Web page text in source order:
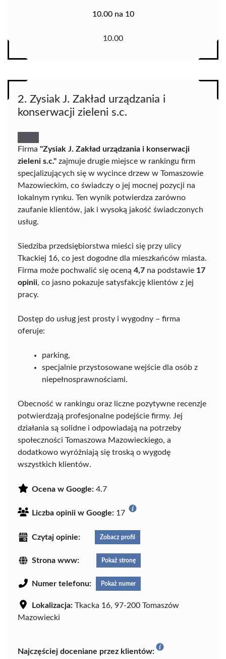
10.00 na 10
10.00
2. Zysiak J. Zakład urządzania i
konserwacji zieleni s.c.
Firma "Zysiak J. Zakład urządzania i konserwacji
zieleni s.c." zajmuje drugie miejsce w rankingu firm
specjalizujących się w wycince drzew w Tomaszowie
Mazowieckim, co świadczy o jej mocnej pozycji na
lokalnym rynku. Ten wynik potwierdza zarówno
zaufanie klientów, jak i wysoką jakość świadczonych
usług.
Siedziba przedsiębiorstwa mieści się przy ulicy
Tkackiej 16, co jest dogodne dla mieszkańców miasta.
Firma może pochwalić się oceną 4,7 na podstawie 17
opinii, co jasno pokazuje satysfakcję klientów z jej
pracy.
Dostęp do usług jest prosty i wygodny – firma
oferuje:
parking,
specjalnie przystosowane wejście dla osób z
niepełnosprawnościami.
Obecność w rankingu oraz liczne pozytywne recenzje
potwierdzają profesjonalne podejście firmy. Jej
działania są solidne i odpowiadają na potrzeby
społeczności Tomaszowa Mazowieckiego, a
dodatkowo wyróżniają się troską o wygodę
wszystkich klientów.
Ocena w Google: 4.7
Liczba opinii w Google: 17
Czytaj opinie: Zobacz profil
Strona www: Pokaż stronę
Numer telefonu: Pokaż numer
Lokalizacja: Tkacka 16, 97-200 Tomaszów
Mazowiecki
Najczęściej doceniane przez klientów: